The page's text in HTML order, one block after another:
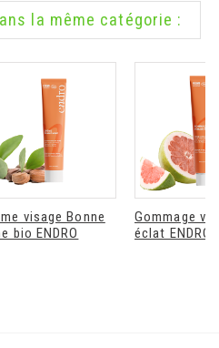
la même catégorie :
visage Bonne
bio ENDRO
Gommage
éclat ENDRO